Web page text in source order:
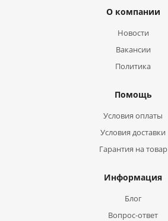
О компании
Новости
Вакансии
Политика
Помощь
Условия оплаты
Условия доставки
Гарантия на товар
Информация
Блог
Вопрос-ответ